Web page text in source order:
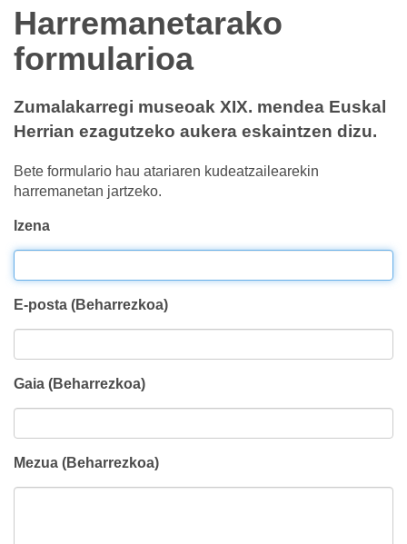
Harremanetarako
formularioa
Zumalakarregi museoak XIX. mendea Euskal
Herrian ezagutzeko aukera eskaintzen dizu.
Bete formulario hau atariaren kudeatzailearekin
harremanetan jartzeko.
Izena
E-posta (Beharrezkoa)
Gaia (Beharrezkoa)
Mezua (Beharrezkoa)